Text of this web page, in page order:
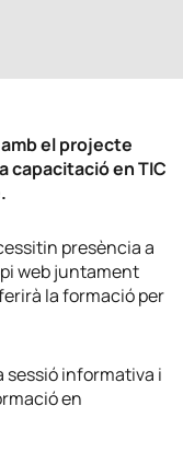
el projecte
capacitació en TIC
presència a
web juntament
la formació per
sessió informativa i
en